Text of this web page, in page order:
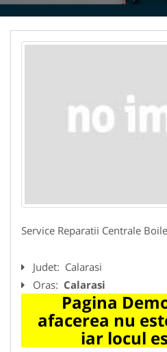
Service Reparatii Centrale
Judet: Calarasi
Oras: Calarasi
Pagina
afacerea nu
iar locul